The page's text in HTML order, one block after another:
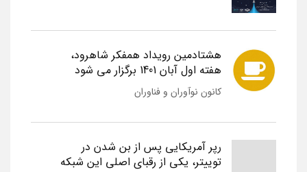
هشتادمین رویداد همفکر شاهرود،
هفته اول آبان 1401 برگزار می شود
کانون نوآوران و فناوران
رپر آمریکایی پس از بن شدن در
توییتر، یکی از رقبای اصلی این شبکه